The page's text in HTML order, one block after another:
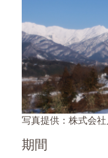
写真提供：株式会
期間